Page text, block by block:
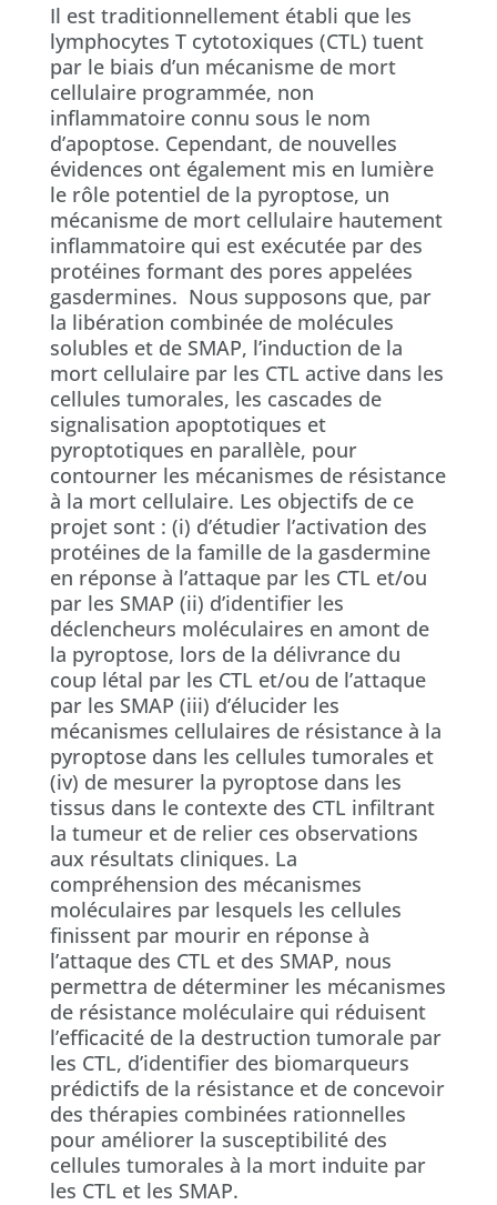
Il est traditionnellement établi que les
lymphocytes T cytotoxiques (CTL) tuent
par le biais d’un mécanisme de mort
cellulaire programmée, non
inflammatoire connu sous le nom
d’apoptose. Cependant, de nouvelles
évidences ont également mis en lumière
le rôle potentiel de la pyroptose, un
mécanisme de mort cellulaire hautement
inflammatoire qui est exécutée par des
protéines formant des pores appelées
gasdermines. Nous supposons que, par
la libération combinée de molécules
solubles et de SMAP, l’induction de la
mort cellulaire par les CTL active dans les
cellules tumorales, les cascades de
signalisation apoptotiques et
pyroptotiques en parallèle, pour
contourner les mécanismes de résistance
à la mort cellulaire. Les objectifs de ce
projet sont : (i) d’étudier l’activation des
protéines de la famille de la gasdermine
en réponse à l’attaque par les CTL et/ou
par les SMAP (ii) d’identifier les
déclencheurs moléculaires en amont de
la pyroptose, lors de la délivrance du
coup létal par les CTL et/ou de l’attaque
par les SMAP (iii) d’élucider les
mécanismes cellulaires de résistance à la
pyroptose dans les cellules tumorales et
(iv) de mesurer la pyroptose dans les
tissus dans le contexte des CTL infiltrant
la tumeur et de relier ces observations
aux résultats cliniques. La
compréhension des mécanismes
moléculaires par lesquels les cellules
finissent par mourir en réponse à
l’attaque des CTL et des SMAP, nous
permettra de déterminer les mécanismes
de résistance moléculaire qui réduisent
l’efficacité de la destruction tumorale par
les CTL, d’identifier des biomarqueurs
prédictifs de la résistance et de concevoir
des thérapies combinées rationnelles
pour améliorer la susceptibilité des
cellules tumorales à la mort induite par
les CTL et les SMAP.